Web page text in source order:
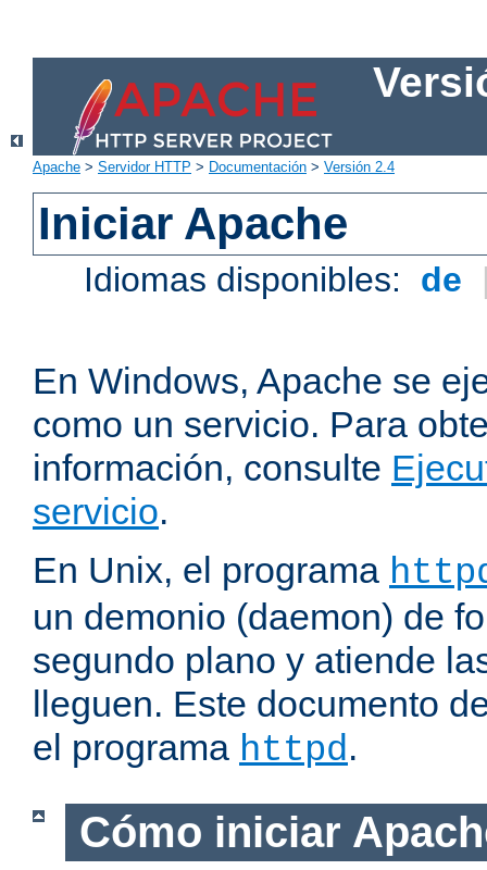
Apache > Servidor HTTP > Documentación > Versión 2.4
Iniciar Apache
Idiomas disponibles: de
En Windows, Apache se
como un servicio. Para
información, consulte
servicio.
En Unix, el programa
un demonio (daemon) de
segundo plano y atiende
lleguen. Este documento
el programa httpd.
Cómo iniciar